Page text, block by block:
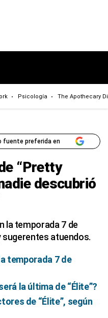
Psicología The Apothecary
fuente preferida en
“Pretty
descubrió
la temporada 7 de
sugerentes atuendos.
temporada 7 de
la última de “Élite”?
de “Élite”, según